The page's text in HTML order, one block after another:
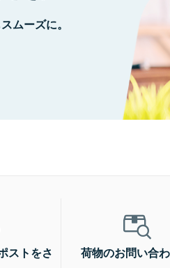
ムーズに。
ストをさ
荷物のお問い合